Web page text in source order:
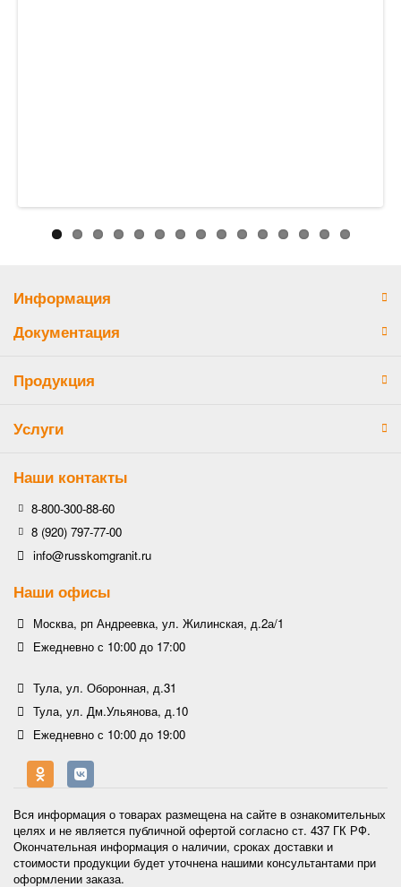
Информация
Документация
Продукция
Услуги
Наши контакты
8-800-300-88-60
8 (920) 797-77-00
info@russkomgranit.ru
Наши офисы
Москва, рп Андреевка, ул. Жилинская, д.2а/1
Ежедневно с 10:00 до 17:00
Тула, ул. Оборонная, д.31
Тула, ул. Дм.Ульянова, д.10
Ежедневно с 10:00 до 19:00
Вся информация о товарах размещена на сайте в ознакомительных
целях и не является публичной офертой согласно ст. 437 ГК РФ.
Окончательная информация о наличии, сроках доставки и
стоимости продукции будет уточнена нашими консультантами при
оформлении заказа.